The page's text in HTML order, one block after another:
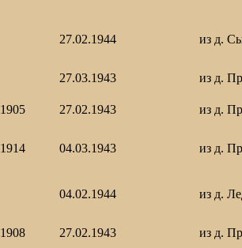
27.02.1944 из д.
27.03.1943 из д.
1905 27.02.1943 из д.
1914 04.03.1943 из д.
04.02.1944 из д.
1908 27.02.1943 из д.